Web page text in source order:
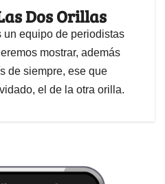
Dos Orillas
un equipo de periodistas
mostrar, además
de siempre, ese que
el de la otra orilla.